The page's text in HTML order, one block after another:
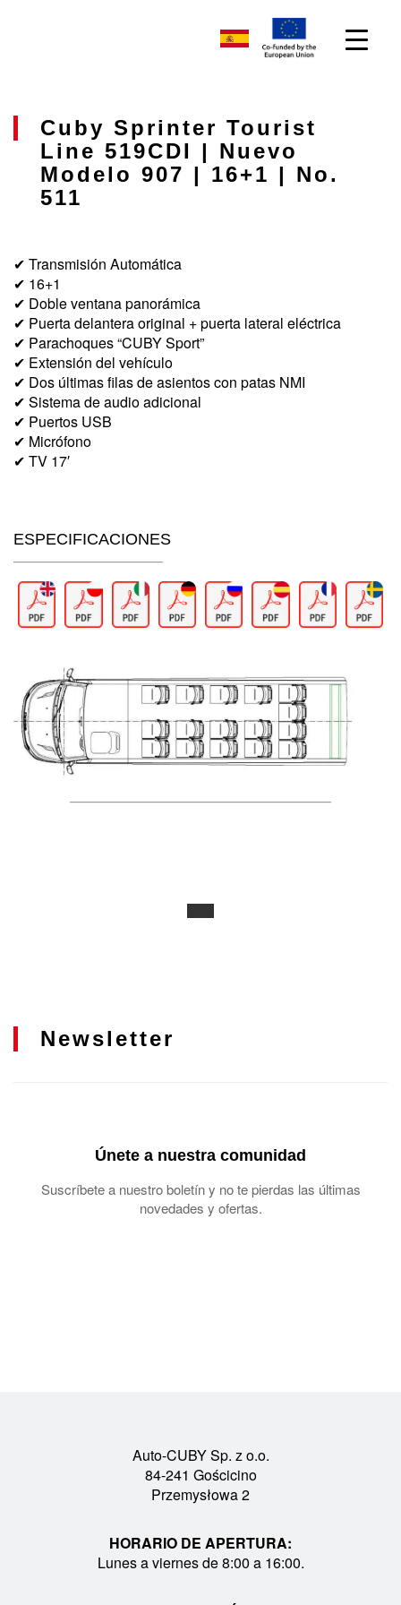
Cuby Sprinter Tourist
Line 519CDI | Nuevo
Modelo 907 | 16+1 | No.
511
✔ Transmisión Automática
✔ 16+1
✔ Doble ventana panorámica
✔ Puerta delantera original + puerta lateral eléctrica
✔ Parachoques “CUBY Sport”
✔ Extensión del vehículo
✔ Dos últimas filas de asientos con patas NMI
✔ Sistema de audio adicional
✔ Puertos USB
✔ Micrófono
✔ TV 17′
ESPECIFICACIONES
Newsletter
Únete a nuestra comunidad
Suscríbete a nuestro boletín y no te pierdas las últimas
novedades y ofertas.
Auto-CUBY Sp. z o.o.
84-241 Gościcino
Przemysłowa 2
HORARIO DE APERTURA:
Lunes a viernes de 8:00 a 16:00.